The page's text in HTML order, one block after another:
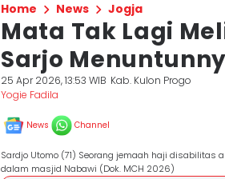
Home News Jogja
Mata Tak Lagi
Sarjo
25 Apr 2026, 13:53 WIB Kab. Kulon Progo
Yogie Fadila
News Channel
Sardjo Utomo (71) Seorang jemaah haji disabilitas
dalam masjid Nabawi (Dok. MCH 2026)